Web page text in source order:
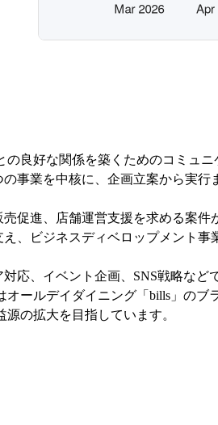
良好な関係を築くためのコミュ
事業を中核に、企画立案から実行
促進、店舗運営支援を求める案
、ビジネスディベロップメント事
応、イベント企画、SNS戦略な
ールデイダイニング「bills」の
の拡大を目指しています。